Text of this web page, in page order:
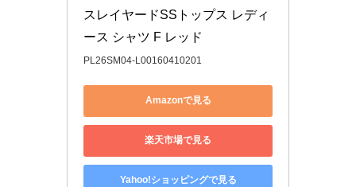
スレイヤードSSトップス レディ
ース シャツ F レッド
PL26SM04-L00160410201
Amazonで見る
楽天市場で見る
Yahoo!ショッピングで見る